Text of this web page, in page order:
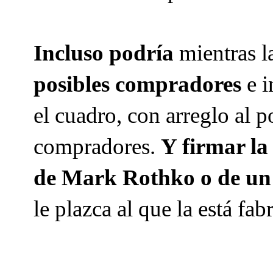
Incluso podría mientras
posibles compradores e
el cuadro, con arreglo al
compradores. Y firmar la
de Mark Rothko o de
le plazca al que la está